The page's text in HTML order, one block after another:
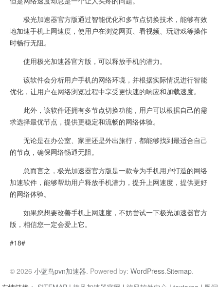
极光加速器官方版通过智能优化和多节点切换技术，能够有效
地加速手机上网速度，使用户在浏览网页、看视频、玩游戏等操作
时畅行无阻。
使用极光加速器官方版，可以释放手机的潜力。
该软件会分析用户手机的网络环境，并根据实际情况进行智能
优化，让用户在网络浏览过程中享受更快速的响应和加载速度。
此外，该软件还拥有多节点切换功能，用户可以根据自己的需
求选择最优节点，提供更稳定和流畅的网络体验。
无论是在办公室、家里还是外出旅行，都能够找到最适合自己
的节点，确保网络畅通无阻。
总而言之，极光加速器官方版是一款专为手机用户打造的网络
加速软件，能够帮助用户释放手机潜力，提升上网速度，提供更好
的网络体验。
如果您想要改善手机上网速度，不妨尝试一下极光加速器官方
版，相信您一定会爱上它。
#18#
© 2026 小蓝鸟pvn加速器. Powered by: WordPress.Sitemap.